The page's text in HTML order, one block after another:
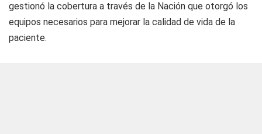
gestionó la cobertura a través de la Nación que otorgó los
equipos necesarios para mejorar la calidad de vida de la
paciente.